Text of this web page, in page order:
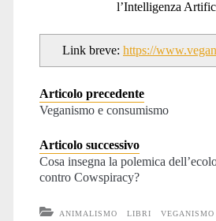
l’Intelligenza
Link breve: https://
Articolo precedente
Veganismo e consumismo
Articolo successivo
Cosa insegna la polemica
contro Cowspiracy?
ANIMALISMO LIBRI VEGANISMO